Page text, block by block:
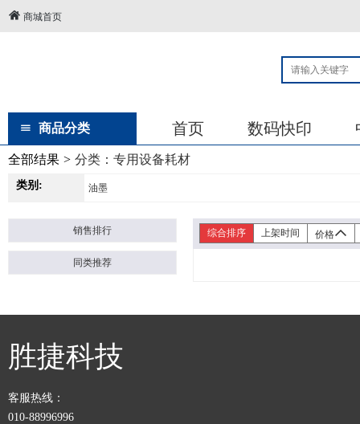
商城首页
商品分类 首页 数码快印
全部结果 > 分类： 专用设备耗材
类别: 油墨
销售排行
同类推荐
综合排序 上架时间 价格
胜捷科技
客服热线：
010-88996996